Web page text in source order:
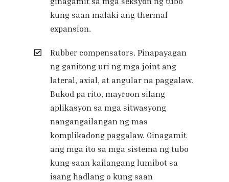
kung saan malaki ang thermal
expansion.
Rubber compensators. Pinapayagan
ng ganitong uri ng mga joint ang
lateral, axial, at angular na paggalaw.
Bukod pa rito, mayroon silang
aplikasyon sa mga sitwasyong
nangangailangan ng mas
komplikadong paggalaw. Ginagamit
ang mga ito sa mga sistema ng tubo
kung saan kailangang lumibot sa
isang hadlang o kung saan